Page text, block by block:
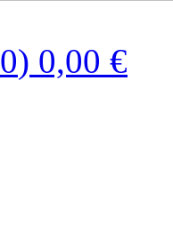
0) 0,00 €